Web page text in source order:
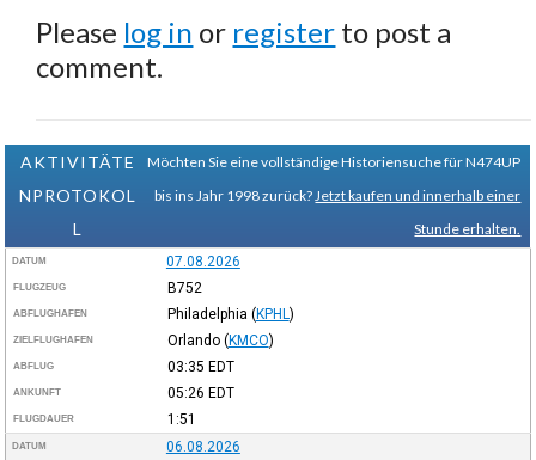
Please log in or register to post a
comment.
AKTIVITÄTE
NPROTOKOL
L
Möchten Sie eine vollständige Historiensuche für N474UP
bis ins Jahr 1998 zurück? Jetzt kaufen und innerhalb einer
Stunde erhalten.
DATUM 07.08.2026
FLUGZEUG B752
ABFLUGHAFEN Philadelphia (KPHL )
ZIELFLUGHAFEN Orlando (KMCO)
ABFLUG 03:35 EDT
ANKUNFT 05:26 EDT
FLUGDAUER 1:51
DATUM 06.08.2026